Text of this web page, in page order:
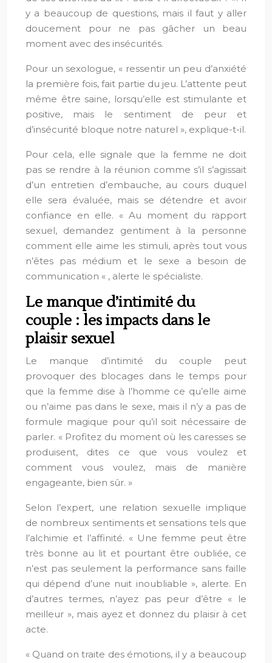
y a beaucoup de questions, mais il faut y aller
doucement pour ne pas gâcher un beau
moment avec des insécurités.
Pour un sexologue, « ressentir un peu d’anxiété
la première fois, fait partie du jeu. L’attente peut
même être saine, lorsqu’elle est stimulante et
positive, mais le sentiment de peur et
d’insécurité bloque notre naturel », explique-t-il.
Pour cela, elle signale que la femme ne doit
pas se rendre à la réunion comme s’il s’agissait
d’un entretien d’embauche, au cours duquel
elle sera évaluée, mais se détendre et avoir
confiance en elle. « Au moment du rapport
sexuel, demandez gentiment à la personne
comment elle aime les stimuli, après tout vous
n’êtes pas médium et le sexe a besoin de
communication « , alerte le spécialiste.
Le manque d’intimité du
couple : les impacts dans le
plaisir sexuel
Le manque d’intimité du couple peut
provoquer des blocages dans le temps pour
que la femme dise à l’homme ce qu’elle aime
ou n’aime pas dans le sexe, mais il n’y a pas de
formule magique pour qu’il soit nécessaire de
parler. « Profitez du moment où les caresses se
produisent, dites ce que vous voulez et
comment vous voulez, mais de manière
engageante, bien sûr. »
Selon l’expert, une relation sexuelle implique
de nombreux sentiments et sensations tels que
l’alchimie et l’affinité. « Une femme peut être
très bonne au lit et pourtant être oubliée, ce
n’est pas seulement la performance sans faille
qui dépend d’une nuit inoubliable », alerte. En
d’autres termes, n’ayez pas peur d’être « le
meilleur », mais ayez et donnez du plaisir à cet
acte.
« Quand on traite des émotions, il y a beaucoup